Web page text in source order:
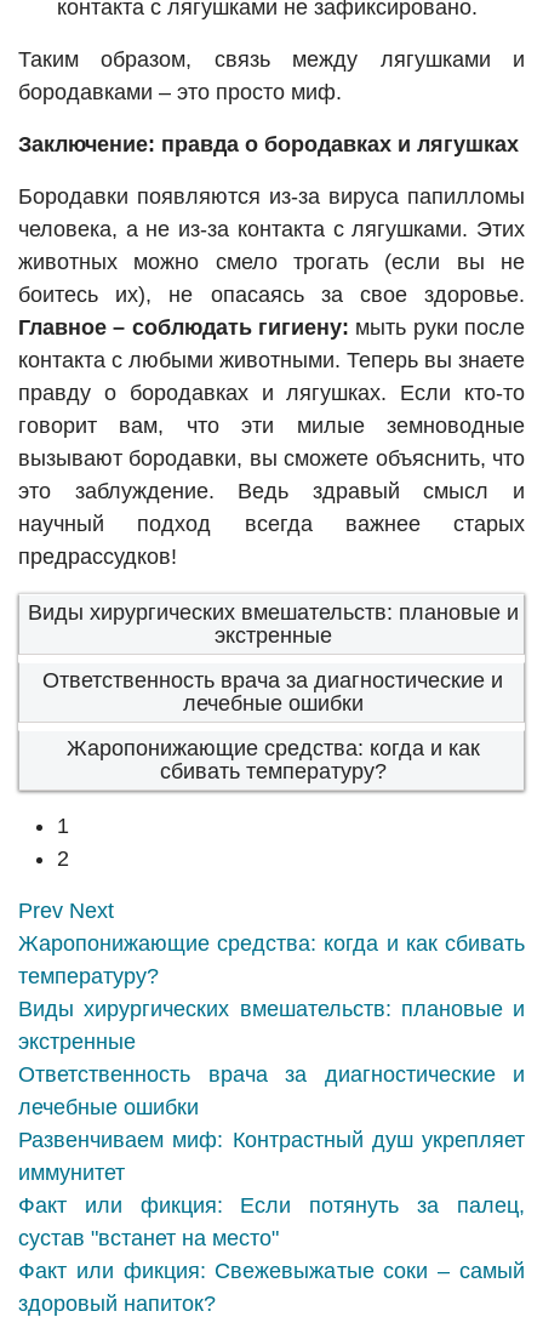
контакта с лягушками не зафиксировано.
Таким образом, связь между лягушками и
бородавками – это просто миф.
Заключение: правда о бородавках и лягушках
Бородавки появляются из-за вируса папилломы
человека, а не из-за контакта с лягушками. Этих
животных можно смело трогать (если вы не
боитесь их), не опасаясь за свое здоровье.
Главное – соблюдать гигиену: мыть руки после
контакта с любыми животными. Теперь вы знаете
правду о бородавках и лягушках. Если кто-то
говорит вам, что эти милые земноводные
вызывают бородавки, вы сможете объяснить, что
это заблуждение. Ведь здравый смысл и
научный подход всегда важнее старых
предрассудков!
Виды хирургических вмешательств: плановые и
экстренные
Ответственность врача за диагностические и
лечебные ошибки
Жаропонижающие средства: когда и как
сбивать температуру?
1
2
Prev Next
Жаропонижающие средства: когда и как сбивать
температуру?
Виды хирургических вмешательств: плановые и
экстренные
Ответственность врача за диагностические и
лечебные ошибки
Развенчиваем миф: Контрастный душ укрепляет
иммунитет
Факт или фикция: Если потянуть за палец,
сустав "встанет на место"
Факт или фикция: Свежевыжатые соки – самый
здоровый напиток?